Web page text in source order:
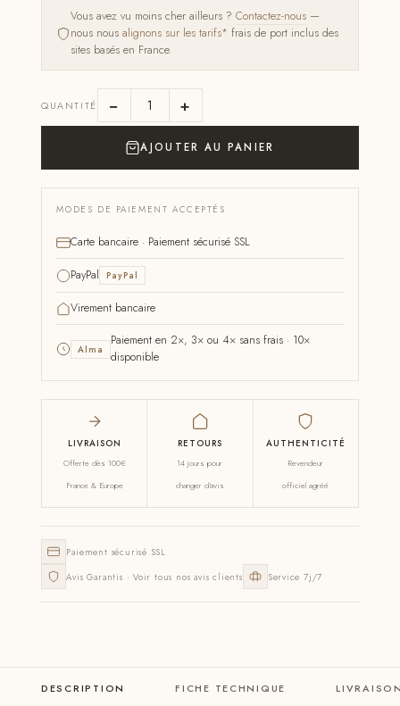
Vous avez vu moins cher ailleurs ?Contactez-nous —
nous nousalignons sur les tarifs* frais de port inclus des
sites basés en France.
QUANTITÉ − +
AJOUTER AU PANIER
MODES DE PAIEMENT ACCEPTÉS
Carte bancaire · Paiement sécurisé SSL
PayPal PayPal
Virement bancaire
Alma
Paiement en 2×, 3× ou 4× sans frais · 10×
disponible
LIVRAISON
Offerte dès 100€
France & Europe
RETOURS
14 jours pour
changer d'avis
AUTHENTICITÉ
Revendeur
officiel agréé
Paiement sécurisé SSL
Avis Garantis · Voir tous nos avis clients
Service 7j/7
DESCRIPTION FICHE TECHNIQUE